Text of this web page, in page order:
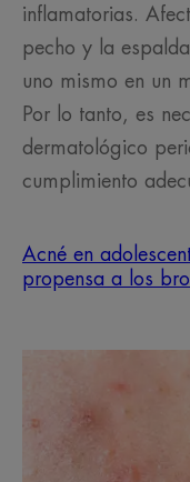
inflamatorias.
pecho y la
uno mismo en un
Por lo tanto, es
dermatológico
cumplimiento
Acné en
propensa a los